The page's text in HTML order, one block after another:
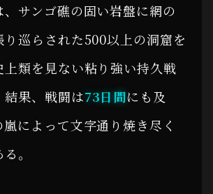
、サンゴ礁の固い岩盤に網の
り巡らされた500以上の洞窟を
上類を見ない粘り強い持久戦
結果、戦闘は73日間にも及
によって文字通り焼き尽く
。